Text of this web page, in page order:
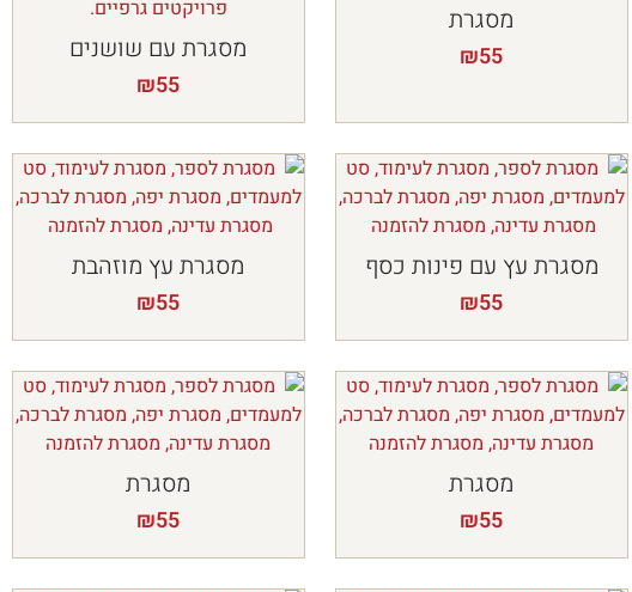
מסגרת
₪55 מסגרת עם שושנים
₪55
מסגרת עץ עם פינות כסף
₪55
מסגרת עץ מוזהבת
₪55
מסגרת
₪55
מסגרת
₪55